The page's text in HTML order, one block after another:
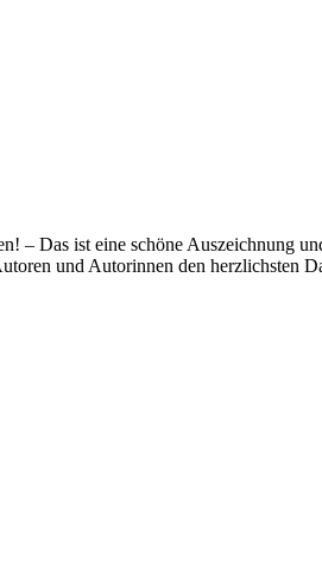
– Das ist eine schöne Auszeichnung
und Autorinnen den herzlichsten